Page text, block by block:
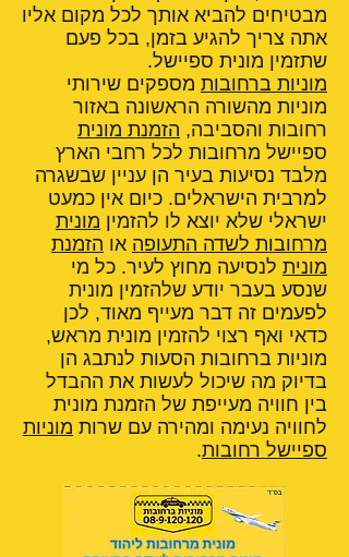
מבטיחים להביא אותך לכל מקום אליו
אתה צריך להגיע בזמן, בכל פעם
שתזמין מונית ספיישל.
מוניות ברחובות מספקים שירותי
מוניות מהשורה הראשונה באזור
רחובות והסביבה, הזמנת מונית
ספיישל מרחובות לכל רחבי הארץ
מלבד נסיעות בעיר הן עניין שבשגרה
למרבית הישראלים. כיום אין כמעט
ישראלי שלא יוצא לו להזמין מונית
מרחובות לשדה התעופה או הזמנת
מונית לנסיעה מחוץ לעיר. כל מי
שנסע בעבר יודע שלהזמין מונית
לפעמים זה דבר מעייף מאוד, לכן
כדאי ואף רצוי להזמין מונית מראש,
מוניות ברחובות הסעות לנתבג הן
בדיוק מה שיכול לעשות את ההבדל
בין חוויה מעייפת של הזמנת מונית
לחוויה נעימה ומהירה עם שרות מוניות
ספיישל רחובות.